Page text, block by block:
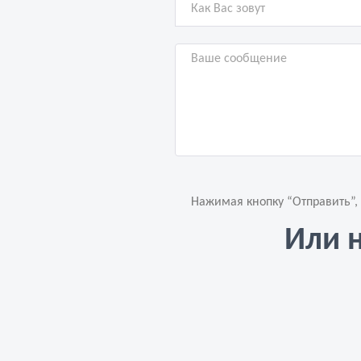
Нажимая кнопку
Или